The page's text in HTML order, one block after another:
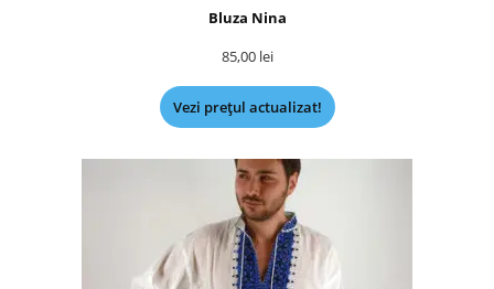
Bluza Nina
85,00 lei
Vezi prețul actualizat!